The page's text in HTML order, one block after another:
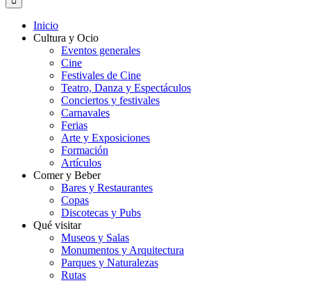
Inicio
Cultura y Ocio
Eventos generales
Cine
Festivales de Cine
Teatro, Danza y Espectáculos
Conciertos y festivales
Carnavales
Ferias
Arte y Exposiciones
Formación
Artículos
Comer y Beber
Bares y Restaurantes
Copas
Discotecas y Pubs
Qué visitar
Museos y Salas
Monumentos y Arquitectura
Parques y Naturalezas
Rutas